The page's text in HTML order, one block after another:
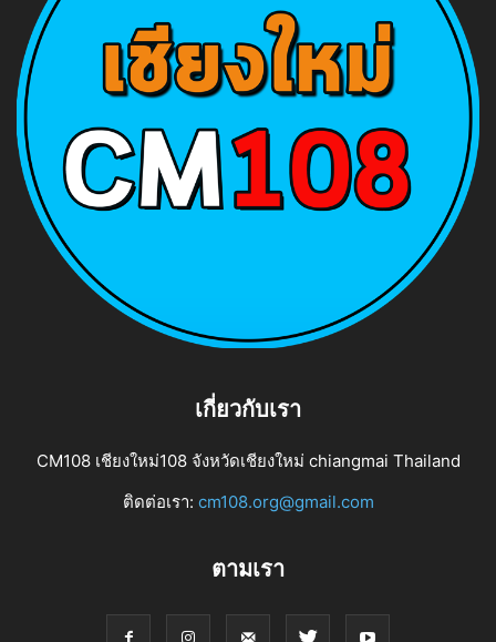
เกี่ยวกับเรา
CM108 เชียงใหม่108 จังหวัดเชียงใหม่ chiangmai Thailand
ติดต่อเรา: cm108.org@gmail.com
ตามเรา